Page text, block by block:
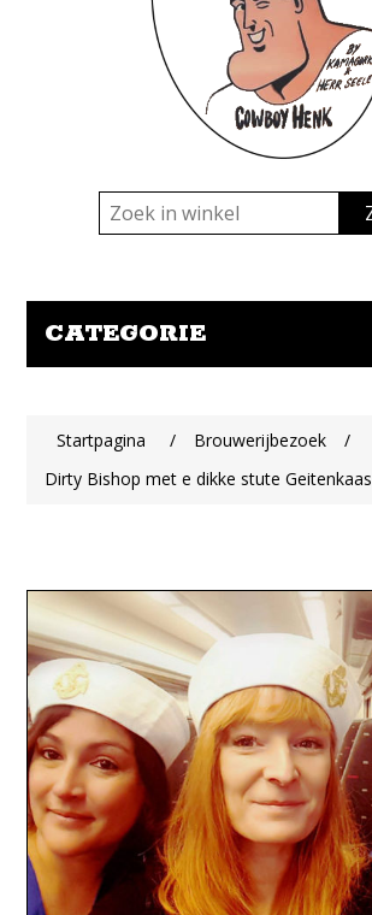
CATEGORIE
Startpagina / Brouwerijbezoek
/
Dirty Bishop met e dikke stute Geitenkaas